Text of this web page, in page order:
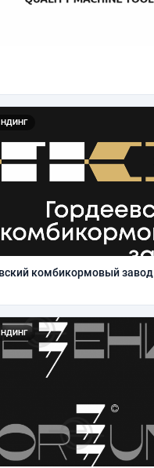
комбикормовый завод